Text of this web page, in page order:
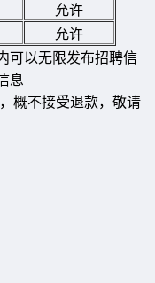
允许
允许
可以无限发布招聘信
息
概不接受退款，敬请